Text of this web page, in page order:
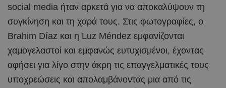
social media ήταν αρκετά για να αποκαλύψουν τη
συγκίνηση και τη χαρά τους. Στις φωτογραφίες, ο
Brahim Díaz και η Luz Méndez εμφανίζονται
χαμογελαστοί και εμφανώς ευτυχισμένοι, έχοντας
αφήσει για λίγο στην άκρη τις επαγγελματικές τους
υποχρεώσεις και απολαμβάνοντας μια από τις